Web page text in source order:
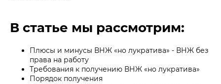
В статье мы рассмотрим:
Плюсы и минусы ВНЖ «но лукратива» - ВНЖ без
права на работу
Требования к получению ВНЖ «но лукратива»
Порядок получения